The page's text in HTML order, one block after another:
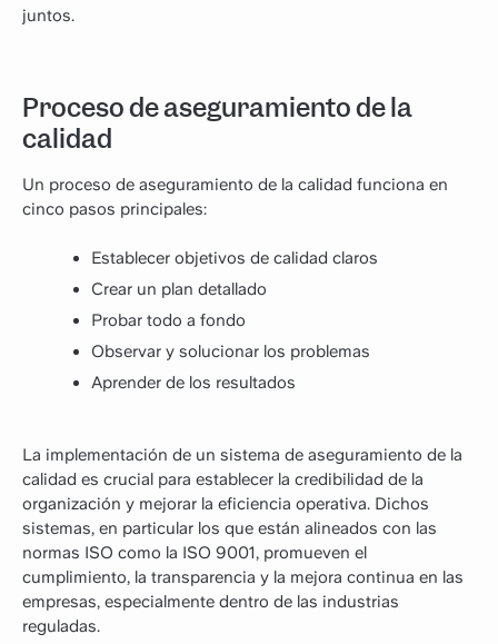
juntos.
Proceso de aseguramiento de la
calidad
Un proceso de aseguramiento de la calidad funciona en
cinco pasos principales:
Establecer objetivos de calidad claros
Crear un plan detallado
Probar todo a fondo
Observar y solucionar los problemas
Aprender de los resultados
La implementación de un sistema de aseguramiento de la
calidad es crucial para establecer la credibilidad de la
organización y mejorar la eficiencia operativa. Dichos
sistemas, en particular los que están alineados con las
normas ISO como la ISO 9001, promueven el
cumplimiento, la transparencia y la mejora continua en las
empresas, especialmente dentro de las industrias
reguladas.